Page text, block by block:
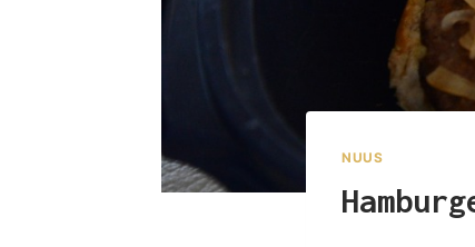
NUUS